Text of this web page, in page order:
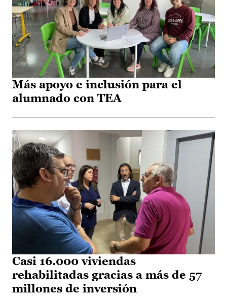
Más apoyo e inclusión para el
alumnado con TEA
Casi 16.000 viviendas
rehabilitadas gracias a más de 57
millones de inversión